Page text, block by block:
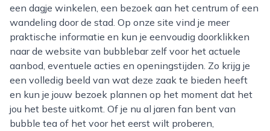
een dagje winkelen, een bezoek aan het centrum of een
wandeling door de stad. Op onze site vind je meer
praktische informatie en kun je eenvoudig doorklikken
naar de website van bubblebar zelf voor het actuele
aanbod, eventuele acties en openingstijden. Zo krijg je
een volledig beeld van wat deze zaak te bieden heeft
en kun je jouw bezoek plannen op het moment dat het
jou het beste uitkomt. Of je nu al jaren fan bent van
bubble tea of het voor het eerst wilt proberen,